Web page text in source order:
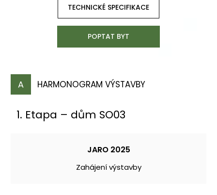
TECHNICKÉ SPECIFIKACE
POPTAT BYT
HARMONOGRAM VÝSTAVBY
1. Etapa – dům SO03
JARO 2025
Zahájení výstavby